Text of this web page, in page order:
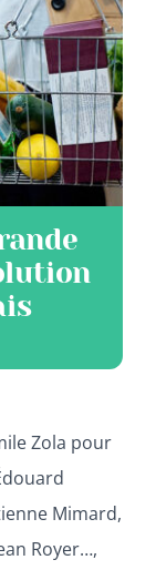
Zola pour
Mimard,
Royer…,